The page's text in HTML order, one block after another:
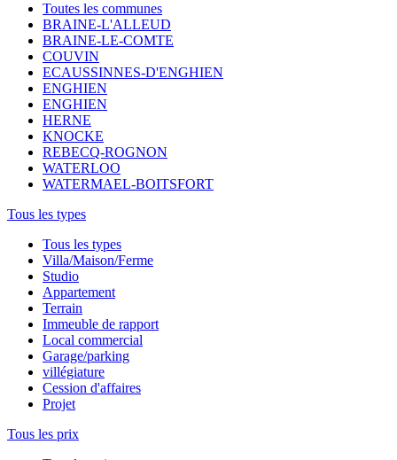
Toutes les communes
BRAINE-L'ALLEUD
BRAINE-LE-COMTE
COUVIN
ECAUSSINNES-D'ENGHIEN
ENGHIEN
ENGHIEN
HERNE
KNOCKE
REBECQ-ROGNON
WATERLOO
WATERMAEL-BOITSFORT
Tous les types
Tous les types
Villa/Maison/Ferme
Studio
Appartement
Terrain
Immeuble de rapport
Local commercial
Garage/parking
villégiature
Cession d'affaires
Projet
Tous les prix